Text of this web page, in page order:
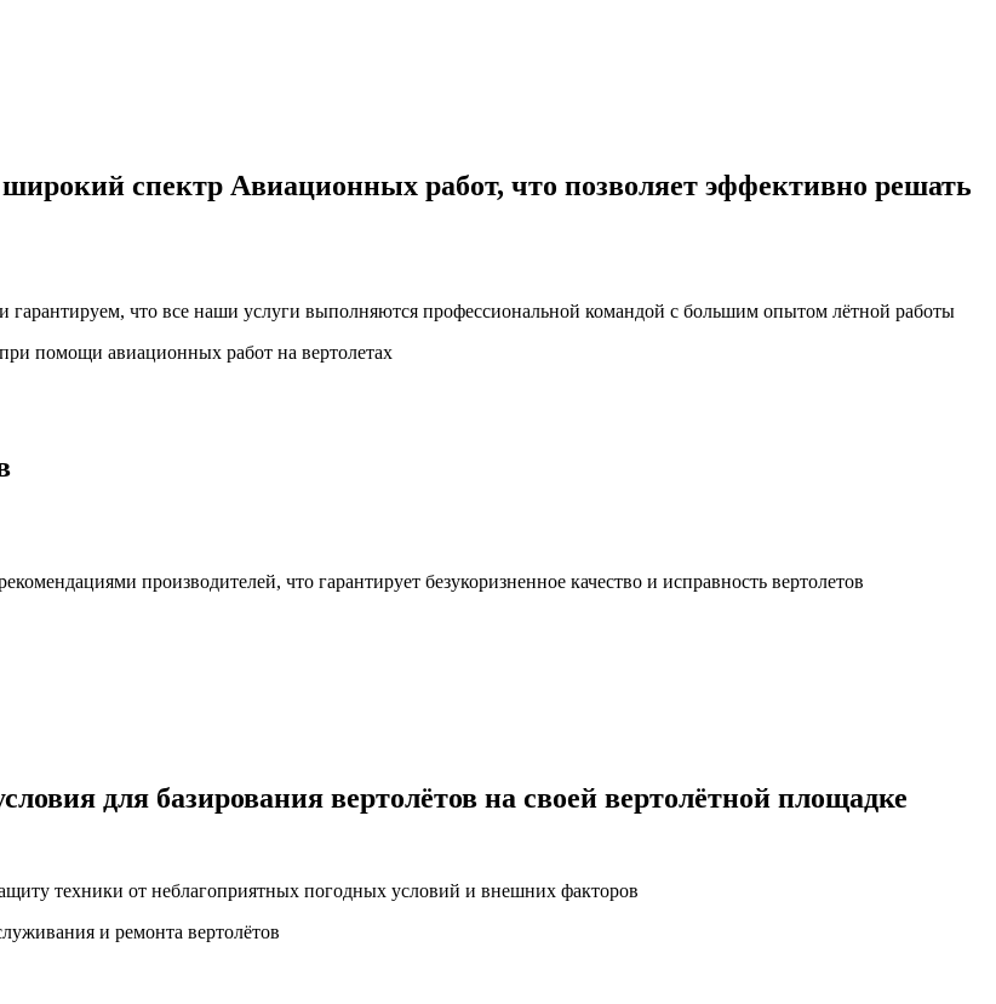
спектр Авиационных работ, что позволяет эффективно решать
гарантируем, что все наши услуги выполняются профессиональной командой с большим опытом лётной работы
помощи авиационных работ на вертолетах
производителей, что гарантирует безукоризненное качество и исправность вертолетов
для базирования вертолётов на своей вертолётной площадке
техники от неблагоприятных погодных условий и внешних факторов
и ремонта вертолётов